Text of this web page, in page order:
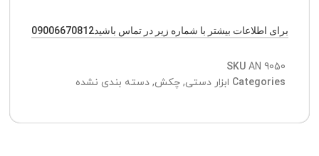
برای اطلاعات بیشتر با شماره زیر در تماس باشید09006670812
SKU AN 9050
Categories ابزار دستی, چکش, دسته بندی نشده